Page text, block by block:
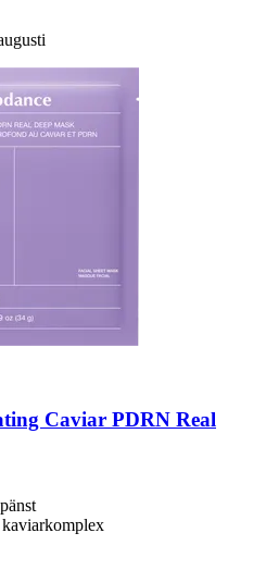
Caviar PDRN Real